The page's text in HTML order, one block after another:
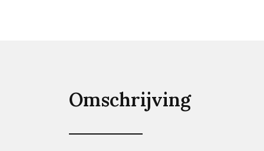
Omschrijving